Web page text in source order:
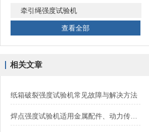
牵引绳强度试验机
查看全部
相关文章
纸箱破裂强度试验机常见故障与解决方法